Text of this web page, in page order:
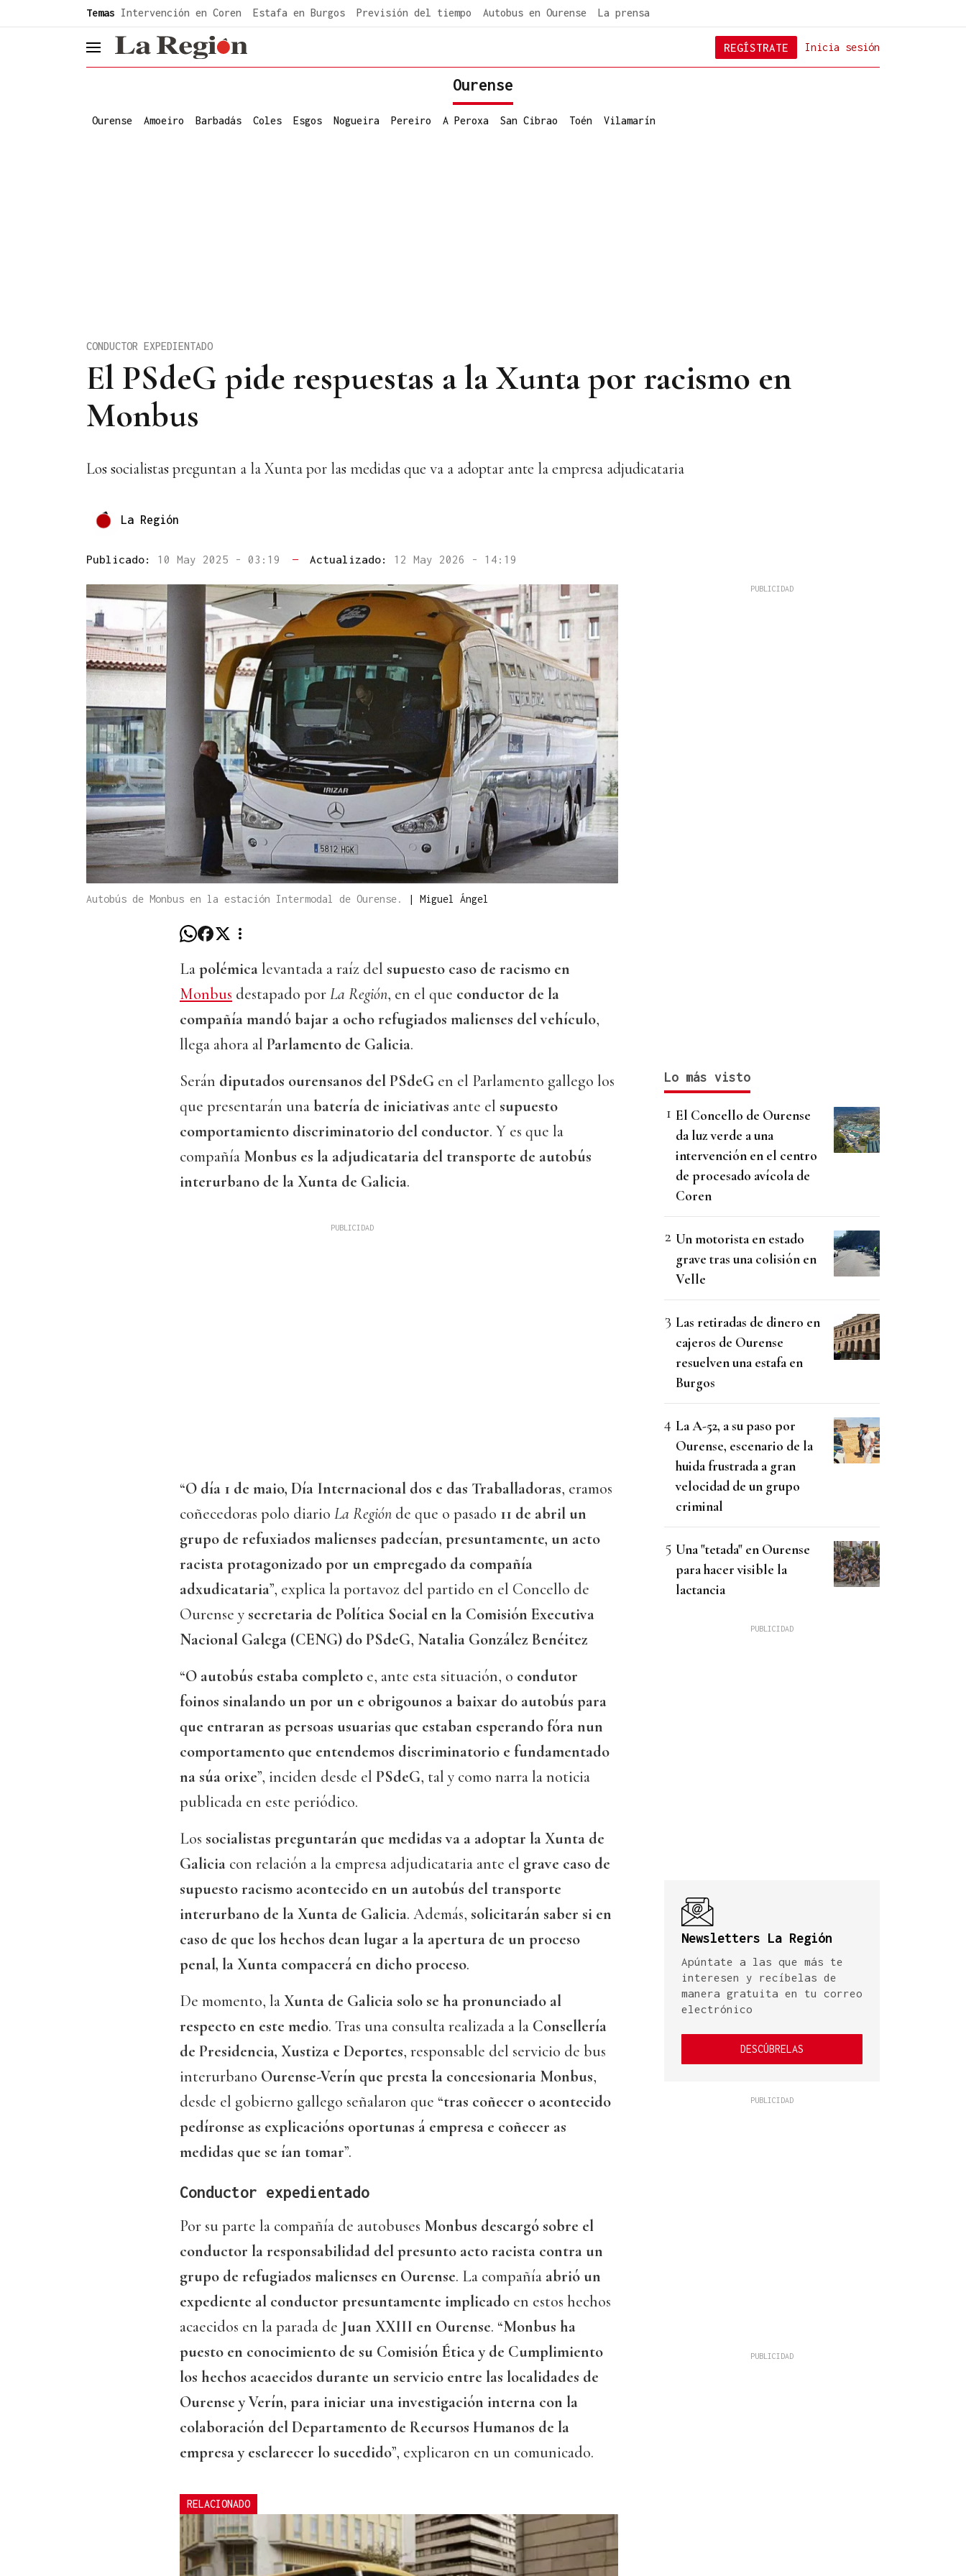
Temas Intervención en Coren Estafa en Burgos Previsión del tiempo Autobus en Ourense La prensa
header.menu.open Inicia sesión
REGÍSTRATE
Ourense
Ourense Amoeiro Barbadás Coles Esgos Nogueira Pereiro A Peroxa San Cibrao Toén Vilamarín
El PSdeG pide respuestas a la Xunta por racismo en
Monbus
CONDUCTOR EXPEDIENTADO
Los socialistas preguntan a la Xunta por las medidas que va a adoptar ante la empresa adjudicataria
La Región
Publicado: 10 May 2025 - 03:19 — Actualizado: 12 May 2026 - 14:19
Autobús de Monbus en la estación Intermodal de Ourense. | Miguel Ángel
Lapolémicalevantada a raíz del supuesto caso de racismo en
Monbus destapado porLa Región, en el que conductor de la
compañía mandó bajar a ocho refugiados malienses del vehículo,
llega ahora al Parlamento de Galicia.
Serán diputados ourensanos del PSdeG en el Parlamento gallego los
que presentarán una batería de iniciativas ante el supuesto
comportamiento discriminatorio del conductor. Y es que la
compañía Monbus es la adjudicataria del transporte de autobús
interurbano de la Xunta de Galicia.
“O día 1 de maio, Día Internacional dos e das Traballadoras, eramos
coñecedoras polo diario La Región de que o pasado 11 de abril un
grupo de refuxiados malienses padecían, presuntamente, un acto
racista protagonizado por un empregado da compañía
adxudicataria”, explica la portavoz del partido en el Concello de
Ourense y secretaria de Política Social en la Comisión Executiva
Nacional Galega (CENG) do PSdeG, Natalia González Benéitez
“O autobús estaba completo e, ante esta situación, o condutor
foinos sinalando un por un e obrigounos a baixar do autobús para
que entraran as persoas usuarias que estaban esperando fóra nun
comportamento que entendemos discriminatorio e fundamentado
na súa orixe”, inciden desde el PSdeG, tal y como narra la noticia
publicada en este periódico.
Los socialistas preguntarán que medidas va a adoptar la Xunta de
Galicia con relación a la empresa adjudicataria ante el grave caso de
supuesto racismo acontecido en un autobús del transporte
interurbano de la Xunta de Galicia. Además, solicitarán saber si en
caso de que los hechos dean lugar a la apertura de un proceso
penal, la Xunta compacerá en dicho proceso.
De momento, laXunta de Galicia solo se ha pronunciado al
respecto en este medio. Tras una consulta realizada a la Consellería
de Presidencia, Xustiza e Deportes, responsable del servicio de bus
interurbano Ourense-Verín que presta la concesionaria Monbus,
desde el gobierno gallego señalaron que “tras coñecer o acontecido
pedíronse as explicacións oportunas á empresa e coñecer as
medidas que se ían tomar”.
Conductor expedientado
Por su parte la compañía de autobuses Monbus descargó sobre el
conductor la responsabilidad del presunto acto racista contra un
grupo de refugiados malienses en Ourense. La compañía abrió un
expediente al conductor presuntamente implicado en estos hechos
acaecidos en la parada de Juan XXIII en Ourense. “Monbus ha
puesto en conocimiento de su Comisión Ética y de Cumplimiento
los hechos acaecidos durante un servicio entre las localidades de
Ourense y Verín, para iniciar una investigación interna con la
colaboración del Departamento de Recursos Humanos de la
empresa y esclarecer lo sucedido”, explicaron en un comunicado.
RELACIONADO
Lo más visto
El Concello de Ourense
da luz verde a una
intervención en el centro
de procesado avícola de
Coren
Un motorista en estado
grave tras una colisión en
Velle
Las retiradas de dinero en
cajeros de Ourense
resuelven una estafa en
Burgos
La A-52, a su paso por
Ourense, escenario de la
huida frustrada a gran
velocidad de un grupo
criminal
Una "tetada" en Ourense
para hacer visible la
lactancia
Newsletters La Región
Apúntate a las que más te
interesen y recíbelas de
manera gratuita en tu correo
electrónico
DESCÚBRELAS